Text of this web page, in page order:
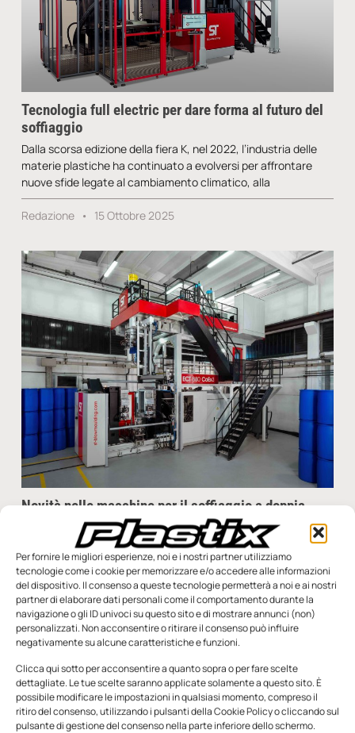
Per fornire le migliori esperienze, noi e i nostri partner utilizziamo
tecnologie come i cookie per memorizzare e/o accedere alle informazioni
del dispositivo. Il consenso a queste tecnologie permetterà a noi e ai nostri
partner di elaborare dati personali come il comportamento durante la
navigazione o gli ID univoci su questo sito e di mostrare annunci (non)
personalizzati. Non acconsentire o ritirare il consenso può influire
negativamente su alcune caratteristiche e funzioni.
Clicca qui sotto per acconsentire a quanto sopra o per fare scelte
dettagliate. Le tue scelte saranno applicate solamente a questo sito. È
possibile modificare le impostazioni in qualsiasi momento, compreso il
ritiro del consenso, utilizzando i pulsanti della Cookie Policy o cliccando sul
pulsante di gestione del consenso nella parte inferiore dello schermo.
Tecnologia full electric per dare forma al futuro del
soffiaggio
Dalla scorsa edizione della fiera K, nel 2022, l’industria delle
materie plastiche ha continuato a evolversi per affrontare
nuove sfide legate al cambiamento climatico, alla
Redazione 15 Ottobre 2025
Novità nelle macchine per il soffiaggio a doppia
testa d’accumulo
Dall’ultima edizione della fiera NPE, nel 2018, l’industria della
plastica ha attraversato drastici cambiamenti per affrontare
le nuove sfide del clima, dell’economia e della politica
Redazione 2 Maggio 2024
SFOGLIA LA RIVISTA